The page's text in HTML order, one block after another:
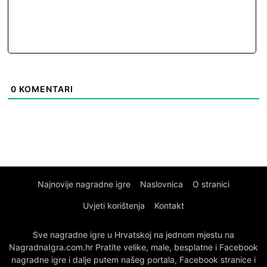
0 KOMENTARI
Najnovije nagradne igre Naslovnica O stranici
Uvjeti korištenja Kontakt
Sve nagradne igre u Hrvatskoj na jednom mjestu na
NagradnaIgra.com.hr Pratite velike, male, besplatne i Facebook
nagradne igre i dalje putem našeg portala, Facebook stranice i